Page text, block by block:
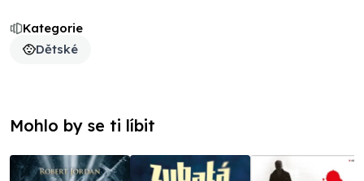
Kategorie
Dětské
Mohlo by se ti líbit